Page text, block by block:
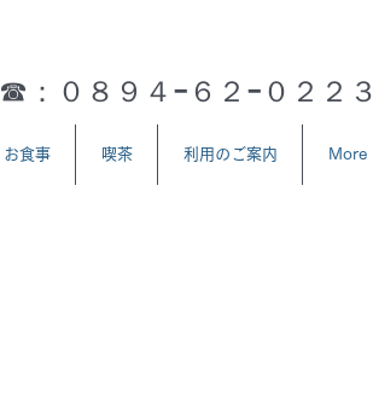
☎︎：０８９４−６２−０２２３
お食事 喫茶 利用のご案内 More